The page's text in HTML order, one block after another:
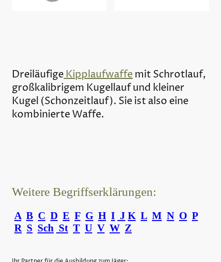
DreiläufigeKipplaufwaffemit Schrotlauf,
großkalibrigem Kugellauf und kleiner
Kugel (Schonzeitlauf). Sie ist also eine
kombinierte Waffe.
Weitere Begriffserklärungen:
A B C D E F G H I J K L M N O P
R S Sch St T U V W Z